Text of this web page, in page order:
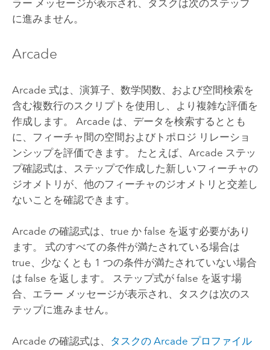
ラー メッセージが表示され、タスクは次のステップ
に進みません。
Arcade
Arcade 式は、演算子、数学関数、および空間検索を
含む複数行のスクリプトを使用し、より複雑な評価を
作成します。 Arcade は、データを検索するととも
に、フィーチャ間の空間およびトポロジ リレーショ
ンシップを評価できます。 たとえば、 Arcade ステッ
プ確認式は、ステップで作成した新しいフィーチャの
ジオメトリが、他のフィーチャのジオメトリと交差し
ないことを確認できます。
Arcade の確認式は、true か false を返す必要があり
ます。 式のすべての条件が満たされている場合は
true、少なくとも 1 つの条件が満たされていない場合
は false を返します。 ステップ式が false を返す場
合、エラー メッセージが表示され、タスクは次のス
テップに進みません。
Arcade の確認式は、 タスクの Arcade プロファイル